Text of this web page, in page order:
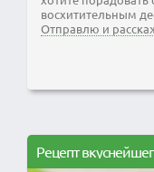
восхитительным
Отправлю и